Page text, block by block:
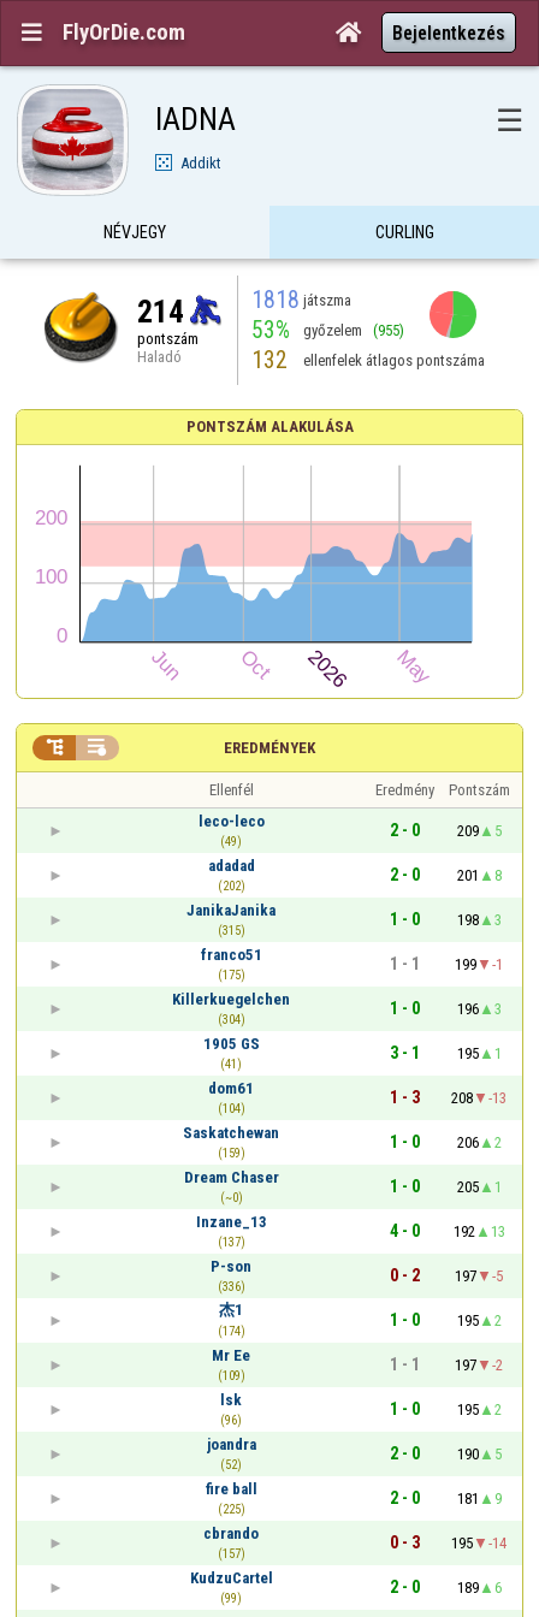
 FlyOrDie.com  Bejelentkezés
IADNA ☰
Addikt
NÉVJEGY CURLING
214
pontszám
Haladó
1818 játszma
53% győzelem (955)
132 ellenfelek átlagos pontszáma
PONTSZÁM ALAKULÁSA
EREDMÉNYEK
 
Ellenfél Eredmény
Pontszám
leco-leco
(49)
2 - 0 209
5
adadad
(202)
2 - 0 201
8
JanikaJanika
(315)
1 - 0 198
3
franco51
(175)
1 - 1 199
-1
Killerkuegelchen
(304)
1 - 0 196
3
1905 GS
(41)
3 - 1 195
1
dom61
(104)
1 - 3 208
-13
Saskatchewan
(159)
1 - 0 206
2
Dream Chaser
(~0)
1 - 0 205
1
Inzane_13
(137)
4 - 0 192
13
P-son
(336)
0 - 2 197
-5
杰1
(174)
1 - 0 195
2
Mr Ee
(109)
1 - 1 197
-2
lsk
(96)
1 - 0 195
2
joandra
(52)
2 - 0 190
5
fire ball
(225)
2 - 0 181
9
cbrando
(157)
0 - 3 195
-14
KudzuCartel
(99)
2 - 0 189
6